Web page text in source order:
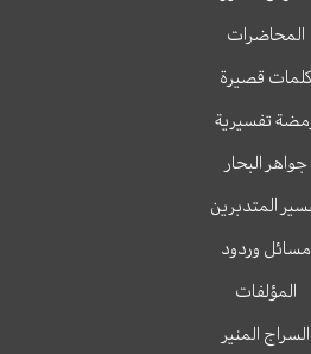
المحاضرات
قصيرة
تفسيرية
جواهر البحار
المتدبرين
مسائل وردود
المؤلفات
السراج المنير